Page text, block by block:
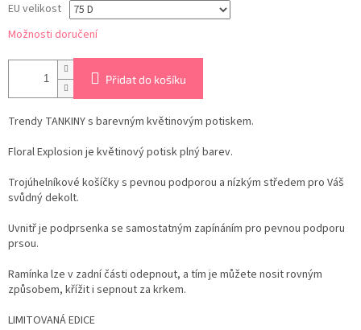
EU velikost
Možnosti doručení
Přidat do košíku
Trendy TANKINY s barevným květinovým potiskem.
Floral Explosion je květinový potisk plný barev.
Trojúhelníkové košíčky s pevnou podporou a nízkým středem pro Váš
svůdný dekolt.
Uvnitř je podprsenka se samostatným zapínáním pro pevnou podporu
prsou.
Ramínka lze v zadní části odepnout, a tím je můžete nosit rovným
způsobem, křížit i sepnout za krkem.
LIMITOVANÁ EDICE